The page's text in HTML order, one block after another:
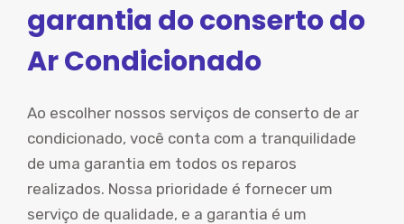
garantia do conserto do
Ar Condicionado
Ao escolher nossos serviços de conserto de ar
condicionado, você conta com a tranquilidade
de uma garantia em todos os reparos
realizados. Nossa prioridade é fornecer um
serviço de qualidade, e a garantia é um